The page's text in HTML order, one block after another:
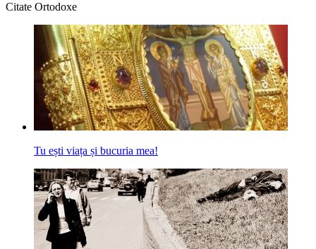
Citate Ortodoxe
Tu ești viața și bucuria mea!